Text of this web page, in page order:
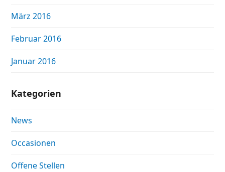
März 2016
Februar 2016
Januar 2016
Kategorien
News
Occasionen
Offene Stellen